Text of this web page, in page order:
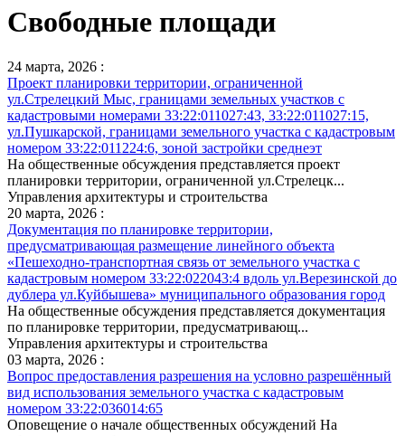
Свободные площади
24 марта, 2026 :
Проект планировки территории, ограниченной
ул.Стрелецкий Мыс, границами земельных участков с
кадастровыми номерами 33:22:011027:43, 33:22:011027:15,
ул.Пушкарской, границами земельного участка с кадастровым
номером 33:22:011224:6, зоной застройки среднеэт
На общественные обсуждения представляется проект
планировки территории, ограниченной ул.Стрелецк...
Управления архитектуры и строительства
20 марта, 2026 :
Документация по планировке территории,
предусматривающая размещение линейного объекта
«Пешеходно-транспортная связь от земельного участка с
кадастровым номером 33:22:022043:4 вдоль ул.Верезинской до
дублера ул.Куйбышева» муниципального образования город
На общественные обсуждения представляется документация
по планировке территории, предусматривающ...
Управления архитектуры и строительства
03 марта, 2026 :
Вопрос предоставления разрешения на условно разрешённый
вид использования земельного участка с кадастровым
номером 33:22:036014:65
Оповещение о начале общественных обсуждений На